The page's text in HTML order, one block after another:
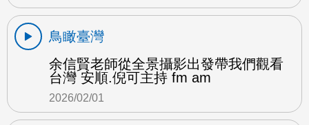
鳥瞰臺灣
余信賢老師從全景攝影出發帶我們觀看
台灣 安順.倪可主持 fm am
2026/02/01